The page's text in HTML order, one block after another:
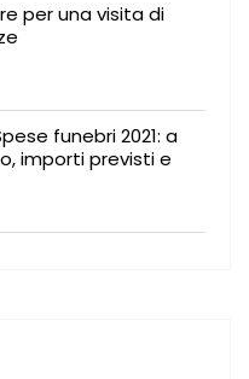
per una visita di
funebri 2021: a
importi previsti e